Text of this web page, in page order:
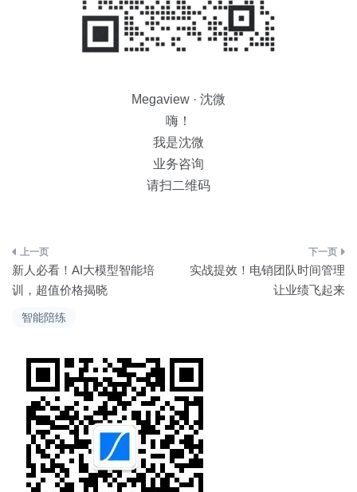
智能陪练
Megaview · 沈微
嗨！
我是沈微
业务咨询
请扫二维码
文
章
导
航
新人必看！AI大模型智能培
训，超值价格揭晓
实战提效！电销团队时间管理
让业绩飞起来